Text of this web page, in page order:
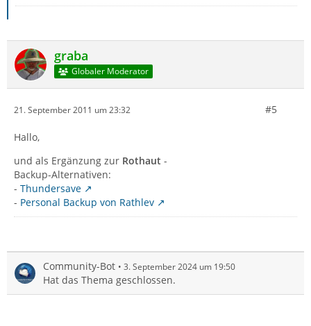
graba
Globaler Moderator
21. September 2011 um 23:32 #5
Hallo,
und als Ergänzung zur Rothaut -
Backup-Alternativen:
- Thundersave
- Personal Backup von Rathlev
Community-Bot 3. September 2024 um 19:50
Hat das Thema geschlossen.